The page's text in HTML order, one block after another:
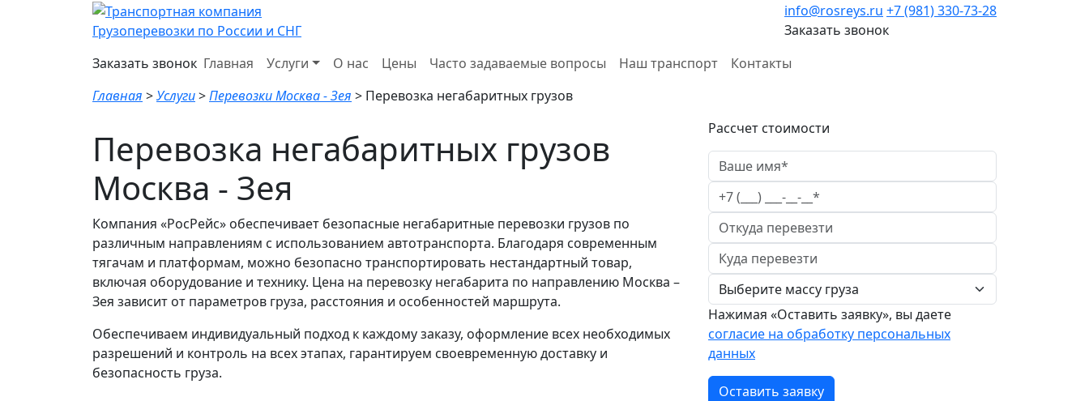
Грузоперевозки по России и СНГ
info@rosreys.ru +7 (981) 330-73-28
Заказать звонок
Заказать звонок Главная Услуги О нас Цены Часто задаваемые вопросы Наш транспорт
Контакты
Главная >Услуги>Перевозки Москва - Зея > Перевозка негабаритных грузов
Перевозка негабаритных грузов
Москва - Зея
Компания «РосРейс» обеспечивает безопасные негабаритные перевозки грузов по
различным направлениям с использованием автотранспорта. Благодаря современным
тягачам и платформам, можно безопасно транспортировать нестандартный товар,
включая оборудование и технику. Цена на перевозку негабарита по направлению Москва –
Зея зависит от параметров груза, расстояния и особенностей маршрута.
Обеспечиваем индивидуальный подход к каждому заказу, оформление всех необходимых
разрешений и контроль на всех этапах, гарантируем своевременную доставку и
безопасность груза.
Рассчет стоимости
Нажимая «Оставить заявку», вы даете
согласие на обработку персональных
данных
Оставить заявку